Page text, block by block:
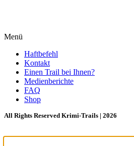
Menü
Haftbefehl
Kontakt
Einen Trail bei Ihnen?
Medienberichte
FAQ
Shop
All Rights Reserved Krimi-Trails | 2026